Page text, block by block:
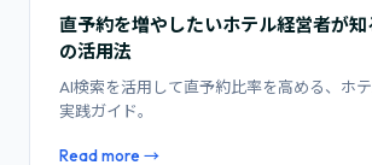
直予約を増やしたいホテル経営者が
の活用法
AI検索を活用して直予約比率を高める、ホ
実践ガイド。
Read more →